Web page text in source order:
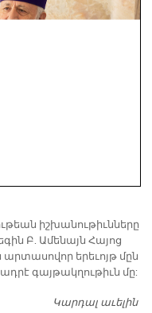
իշխանութիւնները
Բ. Ամենայն Հայոց
երեւոյթ մըն
գայթակղութիւն մը:
Կարդալ աւելին